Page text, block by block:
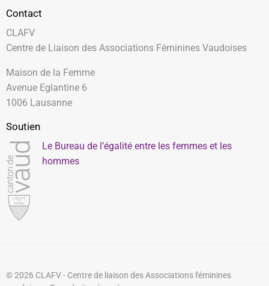
Contact
CLAFV
Centre de Liaison des Associations Féminines Vaudoises
Maison de la Femme
Avenue Eglantine 6
1006 Lausanne
Soutien
Le Bureau de l’égalité entre les femmes et les
hommes
© 2026 CLAFV - Centre de liaison des Associations féminines